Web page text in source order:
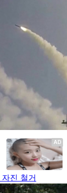
진 철거